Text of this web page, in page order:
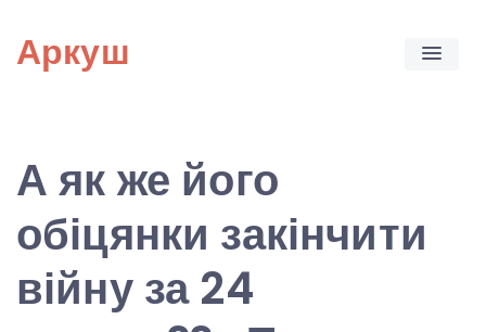
content
Аркуш
А як же його
обіцянки закінчити
війну за 24